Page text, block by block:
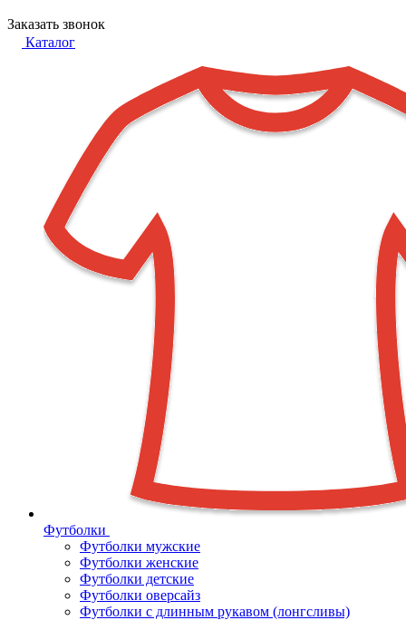
Заказать звонок
Каталог
Футболки
Футболки мужские
Футболки женские
Футболки детские
Футболки оверсайз
Футболки с длинным рукавом (лонгсливы)